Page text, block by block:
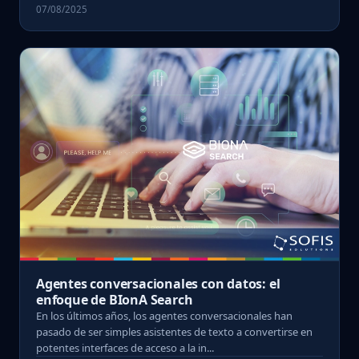
07/08/2025
Agentes conversacionales con datos: el
enfoque de BIonA Search
En los últimos años, los agentes conversacionales han
pasado de ser simples asistentes de texto a convertirse en
potentes interfaces de acceso a la in...